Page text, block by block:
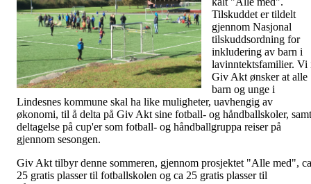
Tilskuddet er tildelt
gjennom Nasjonal
tilskuddsordning for
inkludering av barn i
lavinntektsfamilier. Vi
Giv Akt ønsker at alle
barn og unge i
Lindesnes kommune skal ha like muligheter, uavhengig av
økonomi, til å delta på Giv Akt sine fotball- og håndballskoler, samt
deltagelse på cup'er som fotball- og håndballgruppa reiser på
gjennom sesongen.
Giv Akt tilbyr denne sommeren, gjennom prosjektet "Alle med", ca
25 gratis plasser til fotballskolen og ca 25 gratis plasser til